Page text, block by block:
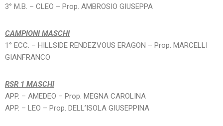
3° M.B. – CLEO – Prop. AMBROSIO GIUSEPPA
CAMPIONI MASCHI
1° ECC. – HILLSIDE RENDEZVOUS ERAGON – Prop. MARCELLI
GIANFRANCO
RSR 1 MASCHI
APP. – AMEDEO – Prop. MEGNA CAROLINA
APP. – LEO – Prop. DELL’ISOLA GIUSEPPINA